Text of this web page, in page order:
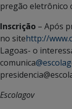
pregão eletrônico
Inscrição – Após
no sitehttp://
Lagoas- o
comunica
Escolagov